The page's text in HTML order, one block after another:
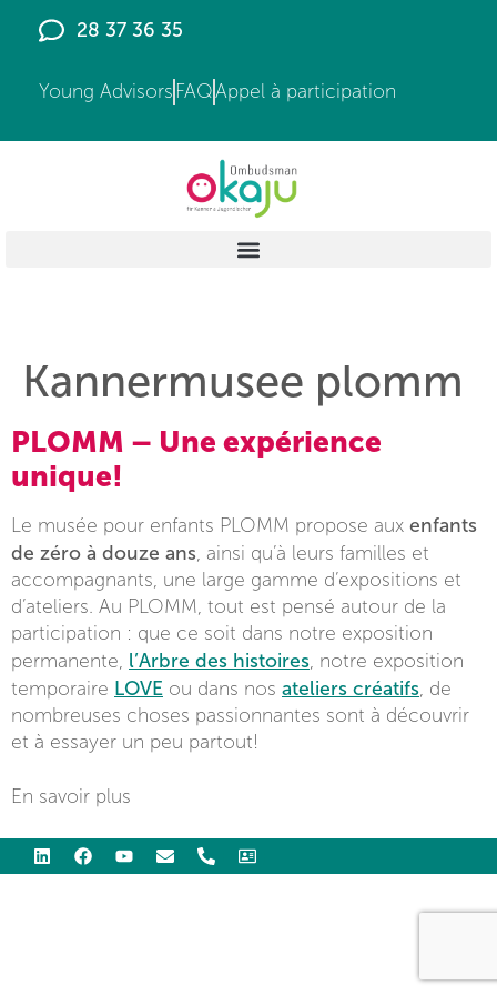
principal
28 37 36 35
Young Advisors FAQAppel à participation
Kannermusee plomm
PLOMM – Une expérience
unique!
Le musée pour enfants PLOMM propose aux enfants
de zéro à douze ans, ainsi qu’à leurs familles et
accompagnants, une large gamme d’expositions et
d’ateliers. Au PLOMM, tout est pensé autour de la
participation : que ce soit dans notre exposition
permanente, l’Arbre des histoires, notre exposition
temporaire LOVE ou dans nos ateliers créatifs, de
nombreuses choses passionnantes sont à découvrir
et à essayer un peu partout!
En savoir plus